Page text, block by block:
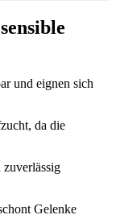
und eignen sich
da die
Gelenke